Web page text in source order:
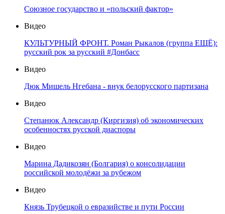
Союзное государство и «польский фактор»
Видео
КУЛЬТУРНЫЙ ФРОНТ. Роман Рыкалов (группа ЕЩЁ):
русский рок за русский #Донбасс
Видео
Дюк Мишель Нгебана - внук белорусского партизана
Видео
Степанюк Александр (Киргизия) об экономических
особенностях русской диаспоры
Видео
Марина Дадикозян (Болгария) о консолидации
российской молодёжи за рубежом
Видео
Князь Трубецкой о евразийстве и пути России